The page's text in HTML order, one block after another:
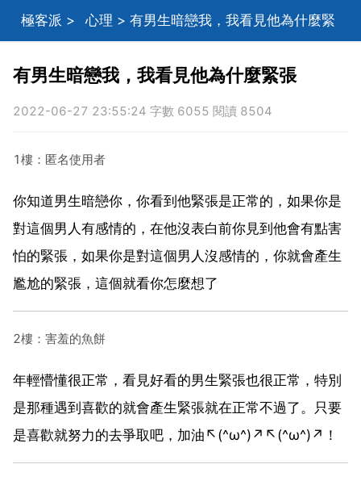
極客派 > 心理 > 有男生暗戀我，我看見他為什麼緊
有男生暗戀我，我看見他為什麼緊張
2022-06-27 23:55:24 字數 6055 閱讀 8504
1樓：匿名使用者
你知道男生暗戀你，你看到他緊張是正常的，如果你是
對這個男人有感情的，在他沒表白前你見到他會有點害
怕的緊張，如果你是對這個男人沒感情的，你就會產生
尷尬的緊張，這個就看你怎麼想了
2樓：害羞的魚餅
年輕懵懂很正常，看見好看的男生緊張也很正常，特別
是那種遇到喜歡的就會產生緊張就在正常不過了。只要
是喜歡就努力的去爭取吧，加油↖(^ω^)↗↖(^ω^)↗！